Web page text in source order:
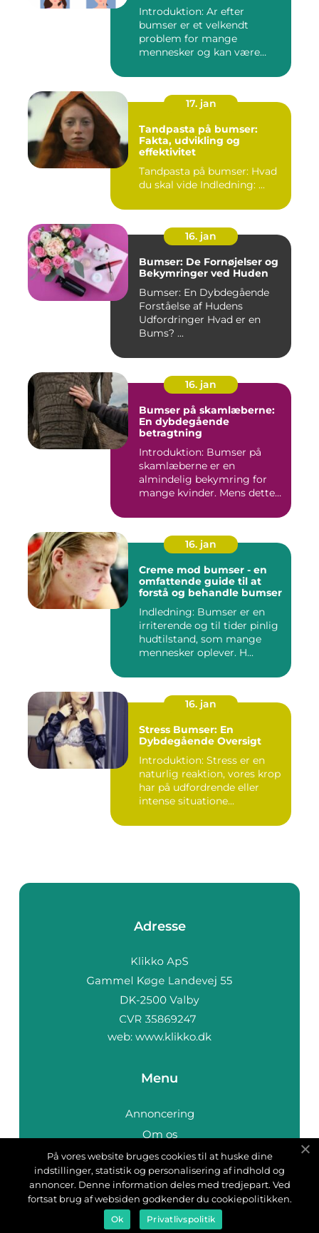
skønhedsproblem
Introduktion: Ar efter
bumser er et velkendt
problem for mange
mennesker og kan være
17. jan
Tandpasta på bumser:
Fakta, udvikling og
effektivitet
Tandpasta på bumser: Hvad
du skal vide Indledning: ...
16. jan
Bumser: De Fornøjelser og
Bekymringer ved Huden
Bumser: En Dybdegående
Forståelse af Hudens
Udfordringer Hvad er en
Bums? ...
16. jan
Bumser på skamlæberne:
En dybdegående
betragtning
Introduktion: Bumser på
skamlæberne er en
almindelig bekymring for
mange kvinder. Mens dette
16. jan
Creme mod bumser - en
omfattende guide til at
forstå og behandle bumser
Indledning: Bumser er en
irriterende og til tider pinlig
hudtilstand, som mange
mennesker oplever. H...
16. jan
Stress Bumser: En
Dybdegående Oversigt
Introduktion: Stress er en
naturlig reaktion, vores krop
har på udfordrende eller
intense situatione...
Adresse
web: www.klikko.dk
Menu
Annoncering
Om os
Cookies
Kontakt os
Sitemap
På vores website bruges cookies til at huske dine
indstillinger, statistik og personalisering af indhold og
annoncer. Denne information deles med tredjepart. Ved
fortsat brug af websiden godkender du cookiepolitikken.
Ok Privatlivspolitik